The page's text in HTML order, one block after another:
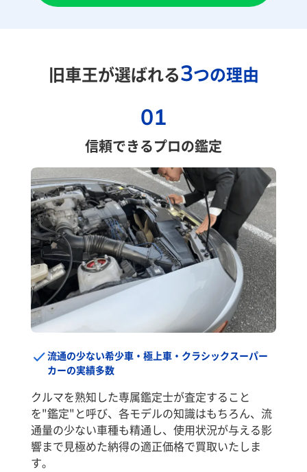
旧車王が選ばれる3つの理由
01
信頼できるプロの鑑定
流通の少ない希少車・極上車・クラシックスーパー
カーの実績多数
クルマを熟知した専属鑑定士が査定すること
を"鑑定"と呼び、各モデルの知識はもちろん、流
通量の少ない車種も精通し、使用状況が与える影
響まで見極めた納得の適正価格で買取いたしま
す。